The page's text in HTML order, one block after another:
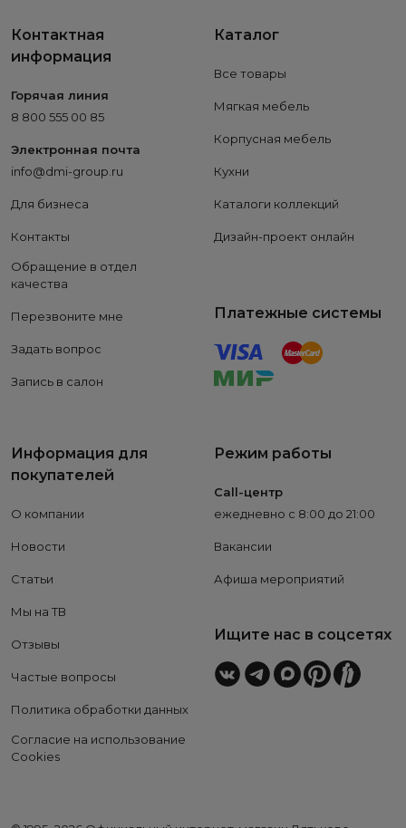
Контактная
информация
Горячая линия
8 800 555 00 85
Электронная почта
info@dmi-group.ru
Для бизнеса
Контакты
Обращение в отдел
качества
Перезвоните мне
Задать вопрос
Запись в салон
Каталог
Все товары
Мягкая мебель
Корпусная мебель
Кухни
Каталоги коллекций
Дизайн-проект онлайн
Платежные системы
Информация для
покупателей
О компании
Новости
Статьи
Мы на ТВ
Отзывы
Частые вопросы
Политика обработки данных
Согласие на использование
Cookies
Режим работы
Call-центр
ежедневно с 8:00 до 21:00
Вакансии
Афиша мероприятий
Ищите нас в соцсетях